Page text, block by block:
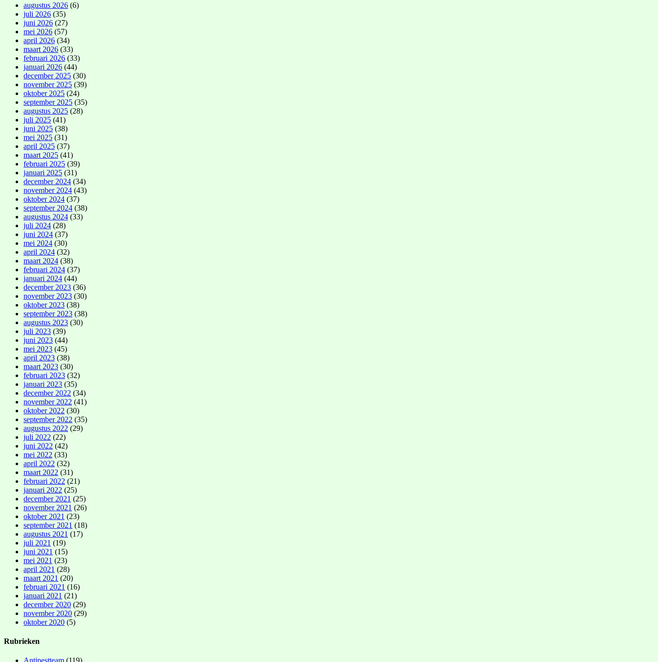
augustus 2026 (6)
juli 2026 (35)
juni 2026 (27)
mei 2026 (57)
april 2026 (34)
maart 2026 (33)
februari 2026 (33)
januari 2026 (44)
december 2025 (30)
november 2025 (39)
oktober 2025 (24)
september 2025 (35)
augustus 2025 (28)
juli 2025 (41)
juni 2025 (38)
mei 2025 (31)
april 2025 (37)
maart 2025 (41)
februari 2025 (39)
januari 2025 (31)
december 2024 (34)
november 2024 (43)
oktober 2024 (37)
september 2024 (38)
augustus 2024 (33)
juli 2024 (28)
juni 2024 (37)
mei 2024 (30)
april 2024 (32)
maart 2024 (38)
februari 2024 (37)
januari 2024 (44)
december 2023 (36)
november 2023 (30)
oktober 2023 (38)
september 2023 (38)
augustus 2023 (30)
juli 2023 (39)
juni 2023 (44)
mei 2023 (45)
april 2023 (38)
maart 2023 (30)
februari 2023 (32)
januari 2023 (35)
december 2022 (34)
november 2022 (41)
oktober 2022 (30)
september 2022 (35)
augustus 2022 (29)
juli 2022 (22)
juni 2022 (42)
mei 2022 (33)
april 2022 (32)
maart 2022 (31)
februari 2022 (21)
januari 2022 (25)
december 2021 (25)
november 2021 (26)
oktober 2021 (23)
september 2021 (18)
augustus 2021 (17)
juli 2021 (19)
juni 2021 (15)
mei 2021 (23)
april 2021 (28)
maart 2021 (20)
februari 2021 (16)
januari 2021 (21)
december 2020 (29)
november 2020 (29)
oktober 2020 (5)
Rubrieken